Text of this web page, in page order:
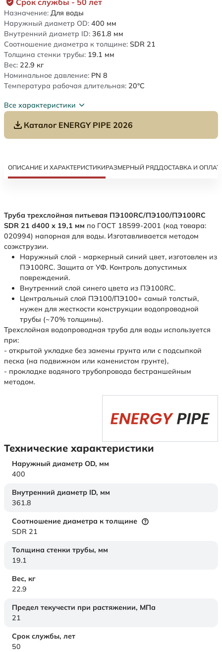
Срок службы - 50 лет
Назначение: Для воды
Наружный диаметр OD: 400 мм
Внутренний диаметр ID: 361.8 мм
Соотношение диаметра к толщине: SDR 21
Толщина стенки трубы: 19.1 мм
Вес: 22.9 кг
Номинальное давление: PN 8
Температура рабочая длительная: 20°C
Все характеристики
Каталог ENERGY PIPE 2026
ОПИСАНИЕ И ХАРАКТЕРИСТИКИРАЗМЕРНЫЙ РЯДДОСТАВКА И
Труба трехслойная питьевая ПЭ100RC/ПЭ100/ПЭ100RC
SDR 21 d400 х 19,1 мм по ГОСТ 18599-2001 (код товара:
020994) напорная для воды. Изготавливается методом
соэкструзии.
Наружный слой - маркерный синий цвет, изготовлен из
ПЭ100RC. Защита от УФ. Контроль допустимых
повреждений.
Внутренний слой синего цвета из ПЭ100RC.
Центральный слой ПЭ100/ПЭ100+ самый толстый,
нужен для жесткости конструкции водопроводной
трубы (~70% толщины).
Трехслойная водопроводная труба для воды используется
при:
- открытой укладке без замены грунта или с подсыпкой
песка (на подвижном или каменистом грунте),
- прокладке водяного трубопровода бестраншейным
методом.
Технические характеристики
Наружный диаметр OD, мм
400
Внутренний диаметр ID, мм
361.8
Соотношение диаметра к толщине
SDR 21
Толщина стенки трубы, мм
19.1
Вес, кг
22.9
Предел текучести при растяжении, МПа
21
Срок службы, лет
50